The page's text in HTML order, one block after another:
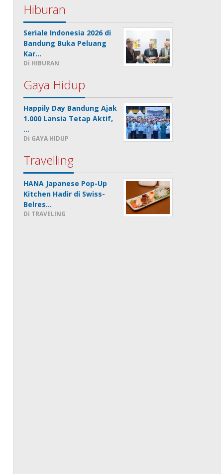
Hiburan
Seriale Indonesia 2026 di
Bandung Buka Peluang
Kar…
Di HIBURAN
Gaya Hidup
Happily Day Bandung Ajak
1.000 Lansia Tetap Aktif,
…
Di GAYA HIDUP
Travelling
HANA Japanese Pop-Up
Kitchen Hadir di Swiss-
Belres…
Di TRAVELING